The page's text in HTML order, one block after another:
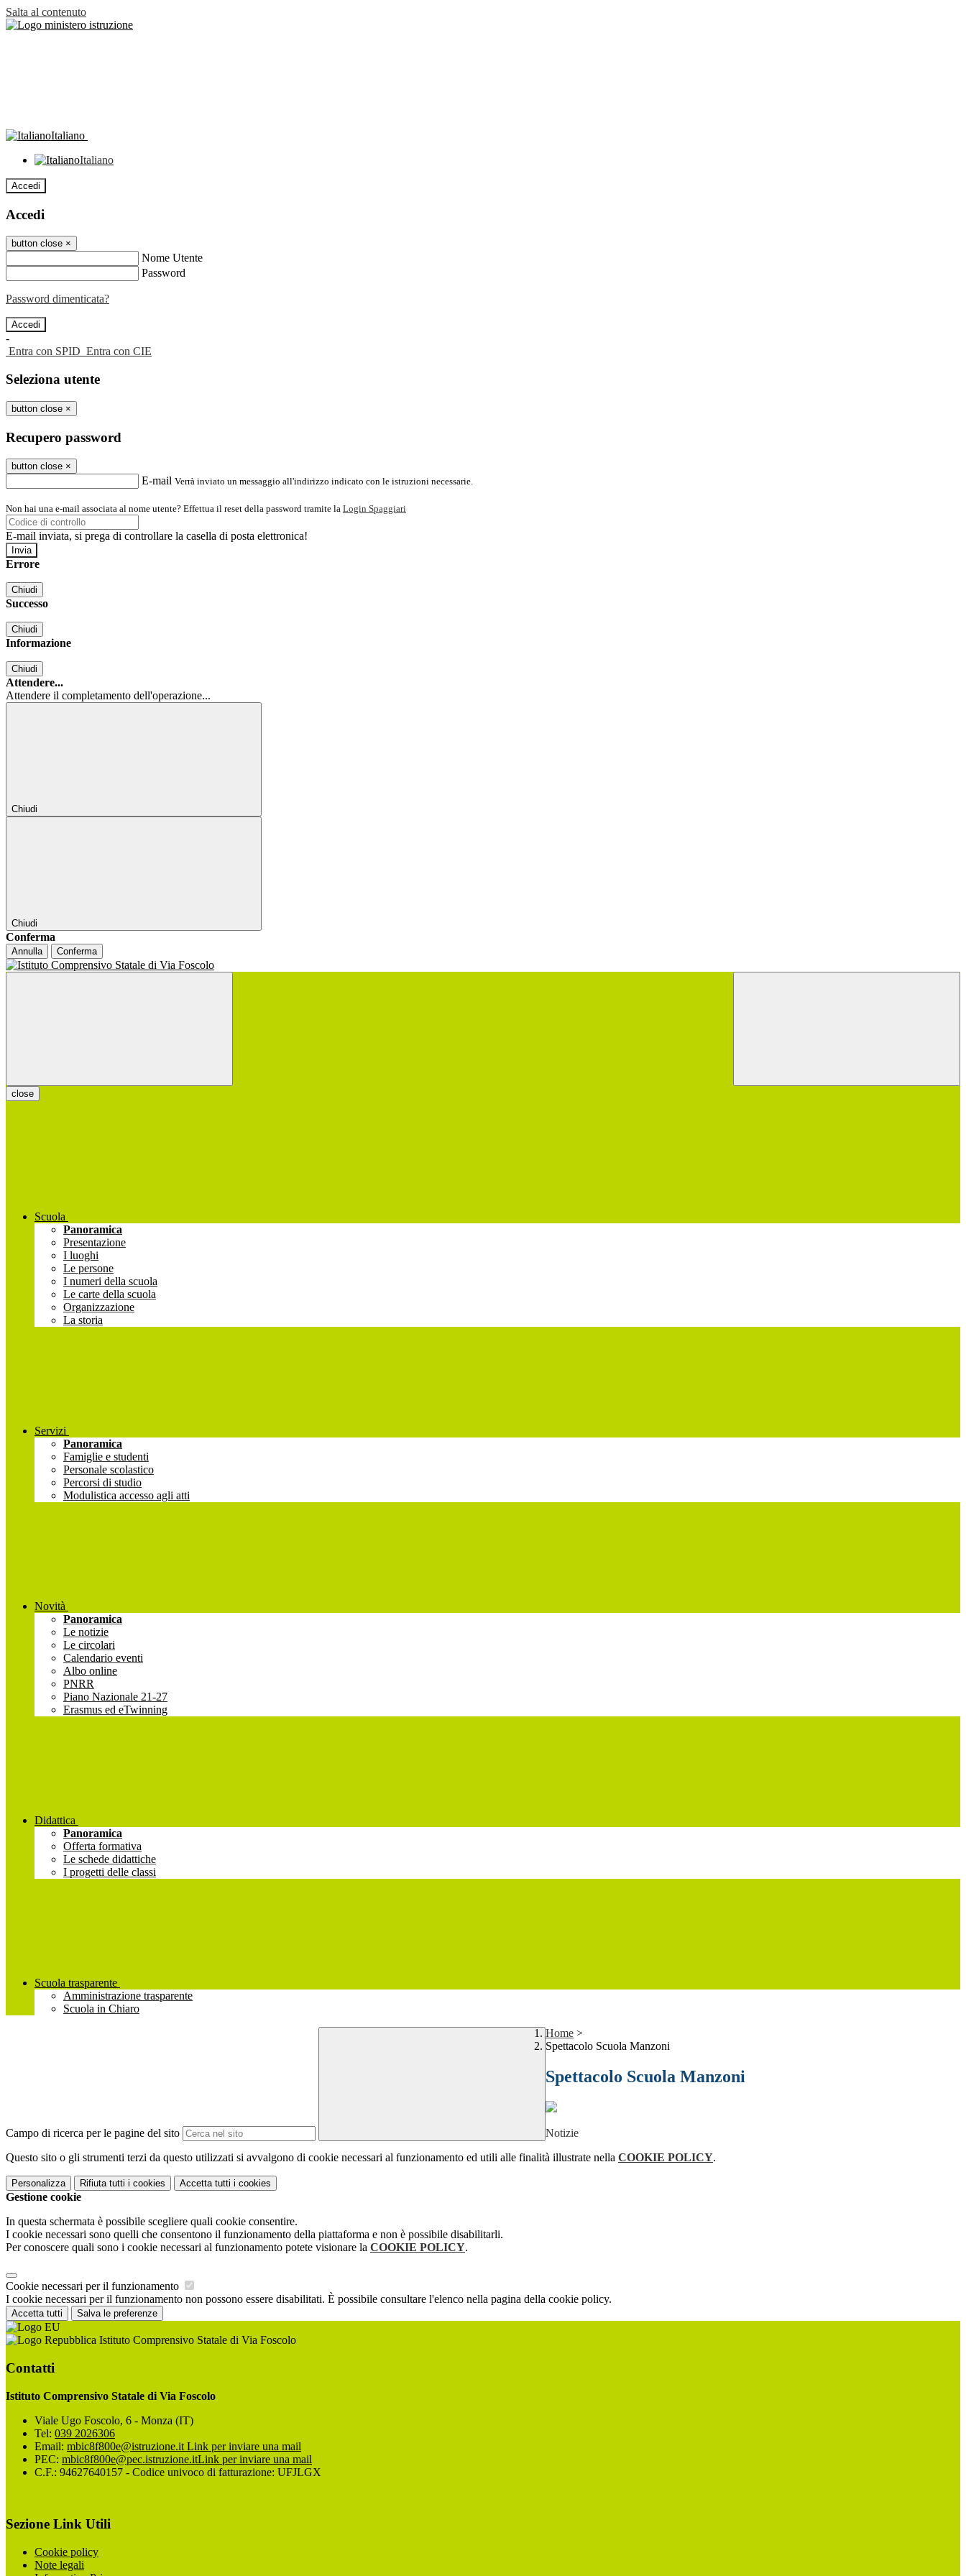
Salta al contenuto
Italiano
Italiano
Accedi
Accedi
button close ×
Nome Utente
Password
Password dimenticata?
-
Entra con SPID Entra con CIE
Seleziona utente
button close ×
Recupero password
button close ×
E-mail Verrà inviato un messaggio all'indirizzo indicato con le istruzioni necessarie.
Non hai una e-mail associata al nome utente? Effettua il reset della password tramite la Login Spaggiari
E-mail inviata, si prega di controllare la casella di posta elettronica!
Errore
Chiudi
Successo
Chiudi
Informazione
Chiudi
Attendere...
Attendere il completamento dell'operazione...
Chiudi
Chiudi
Conferma
Annulla Conferma
close
Scuola
Panoramica
Presentazione
I luoghi
Le persone
I numeri della scuola
Le carte della scuola
Organizzazione
La storia
Servizi
Panoramica
Famiglie e studenti
Personale scolastico
Percorsi di studio
Modulistica accesso agli atti
Novità
Panoramica
Le notizie
Le circolari
Calendario eventi
Albo online
PNRR
Piano Nazionale 21-27
Erasmus ed eTwinning
Didattica
Panoramica
Offerta formativa
Le schede didattiche
I progetti delle classi
Scuola trasparente
Amministrazione trasparente
Scuola in Chiaro
Campo di ricerca per le pagine del sito
Home >
Spettacolo Scuola Manzoni
Spettacolo Scuola Manzoni
Notizie
Questo sito o gli strumenti terzi da questo utilizzati si avvalgono di cookie necessari al funzionamento ed utili alle finalità illustrate nella COOKIE POLICY.
Personalizza Rifiuta tutti i cookies Accetta tutti i cookies
Gestione cookie
In questa schermata è possibile scegliere quali cookie consentire.
I cookie necessari sono quelli che consentono il funzionamento della piattaforma e non è possibile disabilitarli.
Per conoscere quali sono i cookie necessari al funzionamento potete visionare la COOKIE POLICY.
Cookie necessari per il funzionamento
I cookie necessari per il funzionamento non possono essere disabilitati. È possibile consultare l'elenco nella pagina della cookie policy.
Accetta tutti Salva le preferenze
Istituto Comprensivo Statale di Via Foscolo
Contatti
Istituto Comprensivo Statale di Via Foscolo
Viale Ugo Foscolo, 6 - Monza (IT)
Tel: 039 2026306
Email: mbic8f800e@istruzione.it Link per inviare una mail
PEC: mbic8f800e@pec.istruzione.itLink per inviare una mail
C.F.: 94627640157 - Codice univoco di fatturazione: UFJLGX
Sezione Link Utili
Cookie policy
Note legali